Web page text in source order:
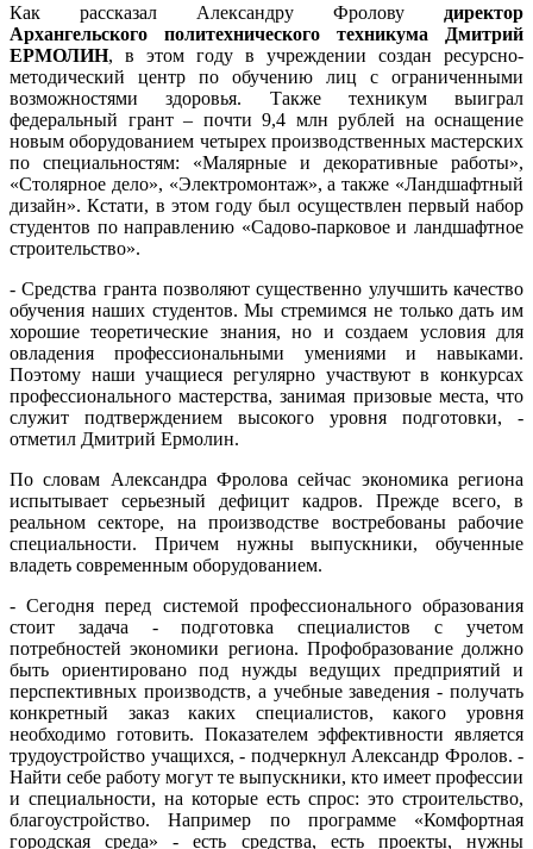
Как рассказал Александру Фролову директор
Архангельского политехнического техникума Дмитрий
ЕРМОЛИН, в этом году в учреждении создан ресурсно-
методический центр по обучению лиц с ограниченными
возможностями здоровья. Также техникум выиграл
федеральный грант – почти 9,4 млн рублей на оснащение
новым оборудованием четырех производственных мастерских
по специальностям: «Малярные и декоративные работы»,
«Столярное дело», «Электромонтаж», а также «Ландшафтный
дизайн». Кстати, в этом году был осуществлен первый набор
студентов по направлению «Садово-парковое и ландшафтное
строительство».
- Средства гранта позволяют существенно улучшить качество
обучения наших студентов. Мы стремимся не только дать им
хорошие теоретические знания, но и создаем условия для
овладения профессиональными умениями и навыками.
Поэтому наши учащиеся регулярно участвуют в конкурсах
профессионального мастерства, занимая призовые места, что
служит подтверждением высокого уровня подготовки, -
отметил Дмитрий Ермолин.
По словам Александра Фролова сейчас экономика региона
испытывает серьезный дефицит кадров. Прежде всего, в
реальном секторе, на производстве востребованы рабочие
специальности. Причем нужны выпускники, обученные
владеть современным оборудованием.
- Сегодня перед системой профессионального образования
стоит задача - подготовка специалистов с учетом
потребностей экономики региона. Профобразование должно
быть ориентировано под нужды ведущих предприятий и
перспективных производств, а учебные заведения - получать
конкретный заказ каких специалистов, какого уровня
необходимо готовить. Показателем эффективности является
трудоустройство учащихся, - подчеркнул Александр Фролов. -
Найти себе работу могут те выпускники, кто имеет профессии
и специальности, на которые есть спрос: это строительство,
благоустройство. Например по программе «Комфортная
городская среда» - есть средства, есть проекты, нужны